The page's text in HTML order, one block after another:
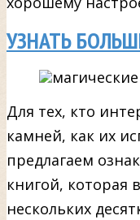
УЗНАТЬ
Для тех, кто
камней, как их
предлагаем
книгой, которая
нескольких